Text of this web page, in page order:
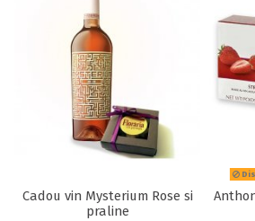
Cadou vin Mysterium Rose si
praline